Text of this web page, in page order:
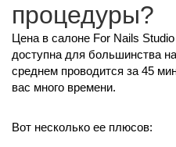
процедуры?
Цена в салоне For Nails
доступна для большинства
среднем проводится за 45
вас много времени.
Вот несколько ее плюсов: